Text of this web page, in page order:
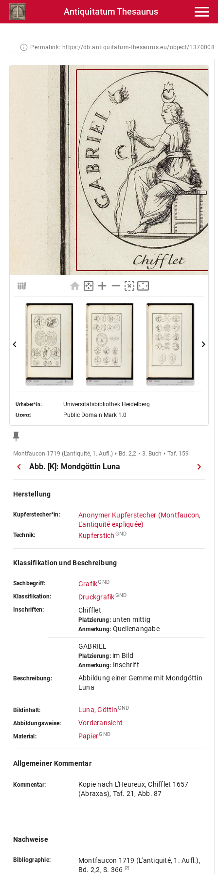
Antiquitatum Thesaurus
Permalink: https://db.antiquitatum-thesaurus.eu/object/1370008
Urheber*in: Universitätsbibliothek Heidelberg
Lizenz: Public Domain Mark 1.0
Montfaucon 1719 (L'antiquité, 1. Aufl.) Bd. 2,2 3. Buch Taf. 159
Abb. [K]: Mondgöttin Luna
Herstellung
Kupferstecher*in:
Anonymer Kupferstecher (Montfaucon,
L'antiquité expliquée)
Technik: Kupferstich GND
Klassifikation und Beschreibung
Sachbegriff: GrafikGND
Klassifikation: DruckgrafikGND
Inschriften: Chifflet
Platzierung:unten mittig
Anmerkung: Quellenangabe
GABRIEL
Platzierung:im Bild
Anmerkung: Inschrift
Beschreibung:
Abbildung einer Gemme mit Mondgöttin
Luna
Bildinhalt: Luna, GöttinGND
Abbildungsweise: Vorderansicht
Material: PapierGND
Allgemeiner Kommentar
Kommentar:
Kopie nach L'Heureux, Chifflet 1657
(Abraxas), Taf. 21, Abb. 87
Nachweise
Bibliographie:
Montfaucon 1719 (L'antiquité, 1. Aufl.),
Bd. 2,2, S. 366